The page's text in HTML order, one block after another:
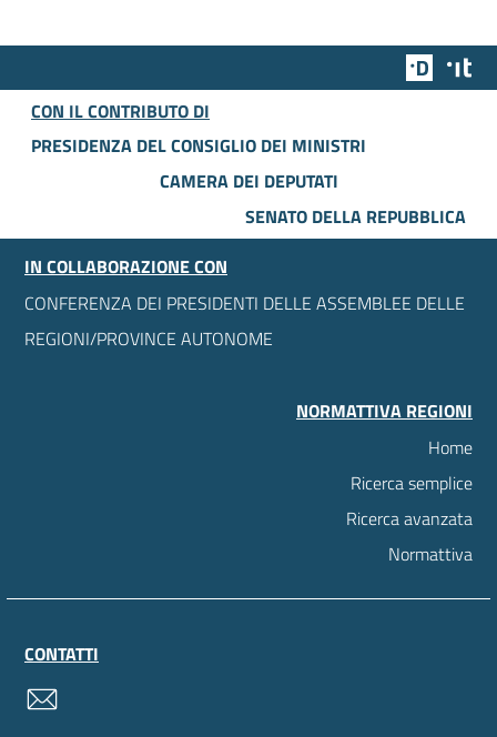
Team
CON IL CONTRIBUTO DI
PRESIDENZA DEL CONSIGLIO DEI MINISTRI
CAMERA DEI DEPUTATI
SENATO DELLA REPUBBLICA
IN COLLABORAZIONE CON
CONFERENZA DEI PRESIDENTI DELLE ASSEMBLEE DELLE
REGIONI/PROVINCE AUTONOME
NORMATTIVA REGIONI
Home
Ricerca semplice
Ricerca avanzata
Normattiva
CONTATTI